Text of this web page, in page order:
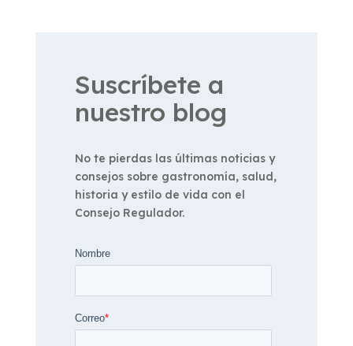
Suscríbete a
nuestro blog
No te pierdas las últimas noticias y
consejos sobre gastronomía, salud,
historia y estilo de vida con el
Consejo Regulador.